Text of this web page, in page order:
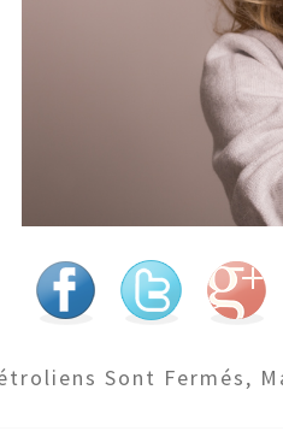
Sont Fermés,